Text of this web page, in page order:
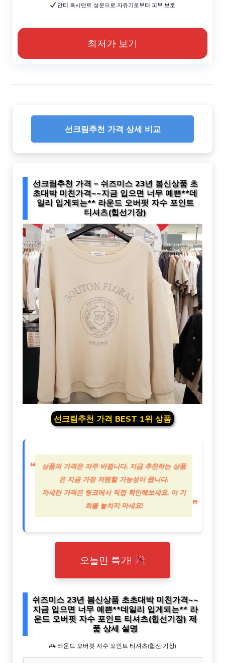
안티 옥시던트 성분으로 자유기로부터 피부 보호
최저가 보기
선크림추천 가격 상세 비교
선크림추천 가격 – 쉬즈미스 23년 봄신상품 초
초대박 미친가격~~지금 입으면 너무 예쁜**데
일리 입게되는** 라운드 오버핏 자수 포인트
티셔츠(힙선기장)
선크림추천 가격 BEST 1위 상품
상품의 가격은 자주 바뀝니다. 지금 추천하는 상품
은 지금 가장 저렴할 가능성이 큽니다.
자세한 가격은 링크에서 직접 확인해보세요. 이 기
회를 놓치지 마세요!
오늘만 특가!
쉬즈미스 23년 봄신상품 초초대박 미친가격~~
지금 입으면 너무 예쁜**데일리 입게되는** 라
운드 오버핏 자수 포인트 티셔츠(힙선기장) 제
품 상세 설명
## 라운드 오버핏 자수 포인트 티셔츠(힙선 기장)